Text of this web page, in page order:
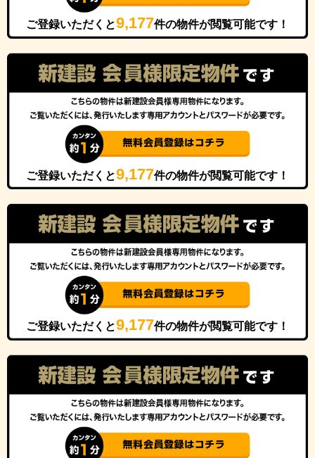
ご登録いただくと9,177件の物件が閲覧可能です！
ご登録いただくと9,177件の物件が閲覧可能です！
ご登録いただくと9,177件の物件が閲覧可能です！